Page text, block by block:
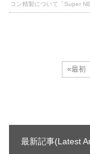
コン精製について「Super
最新記事(Latest